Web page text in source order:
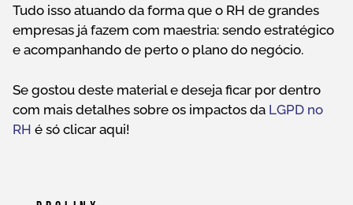
Tudo isso atuando da forma que o RH de grandes
empresas já fazem com maestria: sendo estratégico
e acompanhando de perto o plano do negócio.
Se gostou deste material e deseja ficar por dentro
com mais detalhes sobre os impactos da LGPD no
RH é só clicar aqui!